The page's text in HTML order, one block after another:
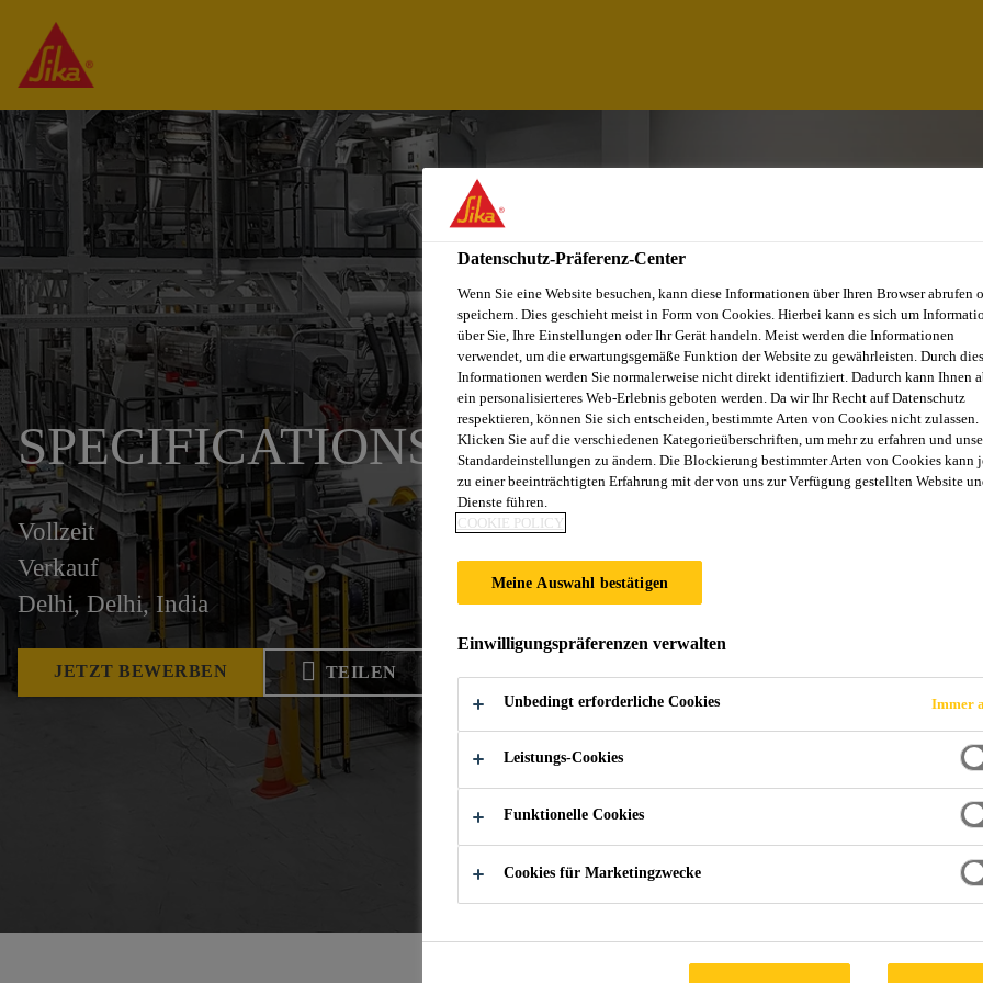
SPECIFICATIONS MANAGER - NORTH
Vollzeit
Verkauf
Delhi, Delhi, India
JETZT BEWERBEN TEILEN
Datenschutz-Präferenz-Center
Wenn Sie eine Website besuchen, kann diese Informationen über Ihren Browser abrufen
speichern. Dies geschieht meist in Form von Cookies. Hierbei kann es sich um
über Sie, Ihre Einstellungen oder Ihr Gerät handeln. Meist werden die Informationen
verwendet, um die erwartungsgemäße Funktion der Website zu gewährleisten. Durch
Informationen werden Sie normalerweise nicht direkt identifiziert. Dadurch kann Ihnen
ein personalisierteres Web-Erlebnis geboten werden. Da wir Ihr Recht auf Datenschutz
respektieren, können Sie sich entscheiden, bestimmte Arten von Cookies nicht zulassen.
Klicken Sie auf die verschiedenen Kategorieüberschriften, um mehr zu erfahren und
Standardeinstellungen zu ändern. Die Blockierung bestimmter Arten von Cookies kann
zu einer beeinträchtigten Erfahrung mit der von uns zur Verfügung gestellten Website
Dienste führen.
COOKIE POLICY
Meine Auswahl bestätigen
Einwilligungspräferenzen verwalten
Unbedingt erforderliche Cookies Immer
Leistungs-Cookies
Funktionelle Cookies
Cookies für Marketingzwecke